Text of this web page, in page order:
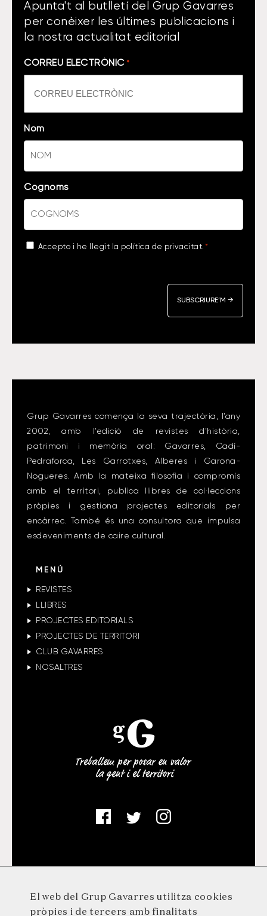
Apunta't al butlletí del Grup Gavarres
per conèixer les últimes publicacions i
la nostra actualitat editorial
CORREU ELECTRÒNIC *
Nom
Cognoms
Acceptance
Accepto i he llegit la política de privacitat. *
Grup Gavarres comença la seva trajectòria, l’any
2002, amb l’edició de revistes d’història,
patrimoni i memòria oral: Gavarres, Cadí-
Pedraforca, Les Garrotxes, Alberes i Garona-
Nogueres. Amb la mateixa filosofia i compromís
amb el territori, publica llibres de col·leccions
pròpies i gestiona projectes editorials per
encàrrec. També és una consultora que impulsa
esdeveniments de caire cultural.
MENÚ
REVISTES
LLIBRES
PROJECTES EDITORIALS
PROJECTES DE TERRITORI
CLUB GAVARRES
NOSALTRES
El web del Grup Gavarres utilitza cookies
pròpies i de tercers amb finalitats